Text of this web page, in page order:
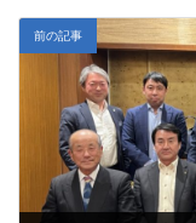
前の記事